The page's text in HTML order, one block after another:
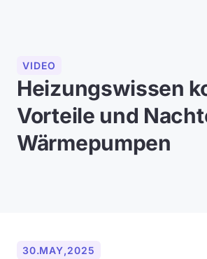
VIDEO
Heizungswissen
Vorteile und
Wärmepumpen
30.MAY,2025